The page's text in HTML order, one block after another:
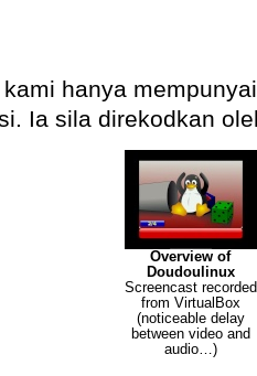
hanya
Ia sila direkodkan
Overview of
Doudoulinux
Screencast recorded
from VirtualBox
(noticeable delay
between video and
audio…)